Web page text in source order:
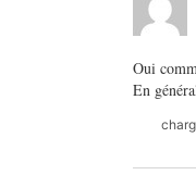
Oui
En